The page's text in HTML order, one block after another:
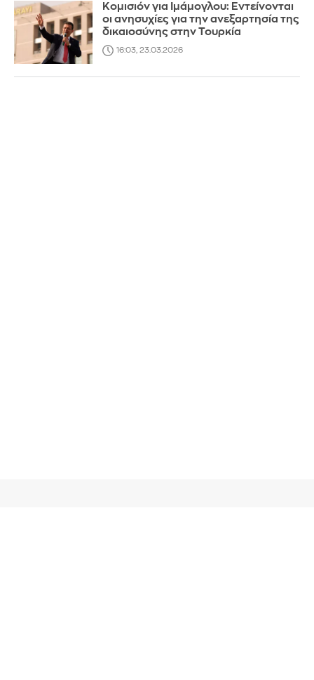
Κομισιόν για Ιμάμογλου: Εντείνονται
οι ανησυχίες για την ανεξαρτησία της
δικαιοσύνης στην Τουρκία
16:03, 23.03.2026